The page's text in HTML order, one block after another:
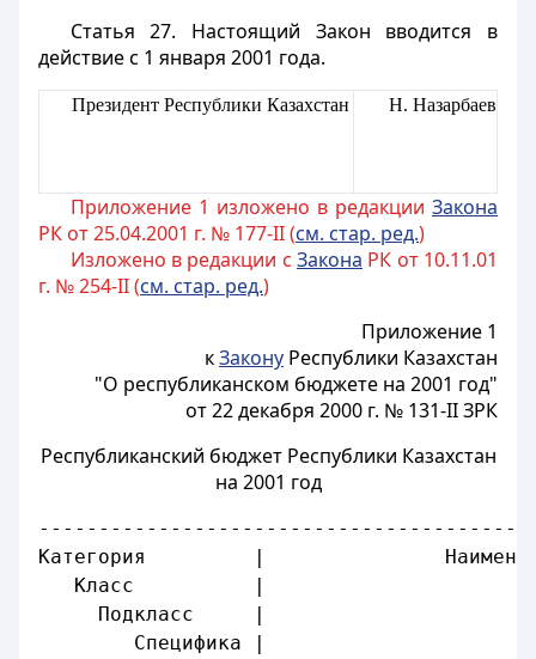
Статья 27. Настоящий Закон вводится в
действие с 1 января 2001 года.
Президент Республики Казахстан Н. Назарбаев
Приложение 1 изложено в редакции Закона
РК от 25.04.2001 г. № 177-II (см. стар. ред.)
Изложено в редакции с Закона РК от 10.11.01
г. № 254-II (см. стар. ред.)
Приложение 1
кЗакону Республики Казахстан
"О республиканском бюджете на 2001 год"
от 22 декабря 2000 г. № 131-II ЗРК
Республиканский бюджет Республики Казахстан
на 2001 год
Категория         |
Класс          |
Подкласс     |
Специфика |